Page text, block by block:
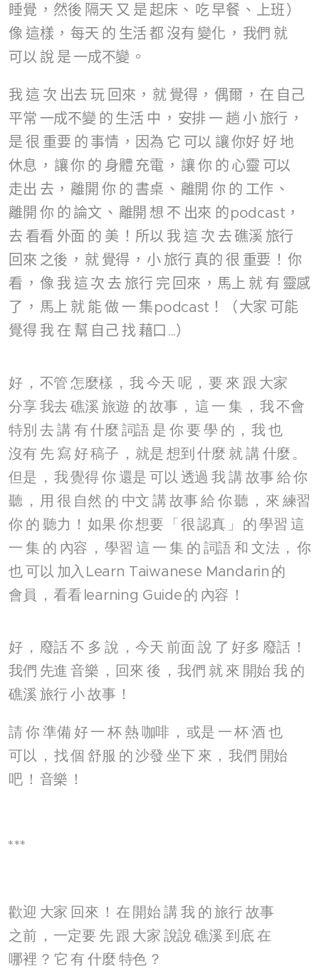
睡覺 ， 然後 隔天 又 是起床 、 吃早餐 、 上班）
像 這樣 ， 每天 的 生活 都 沒有 變化 ， 我們 就
可以 說 是 一成不變 。
我 這 次 出去 玩 回來 ， 就 覺得 ， 偶爾 ， 在 自己
平常 一成不變 的 生活 中 ， 安排 一趟 小旅行 ，
是 很 重要 的 事情 ， 因為 它 可以 讓你好 好 地
休息 ， 讓你 的 身體充電 ， 讓 你 的 心靈 可以
走出 去 ， 離開 你 的 書桌 、 離開 你 的 工作 、
離開 你 的 論文 、 離開 想 不 出來 的podcast，
去 看看 外面 的 美 ！ 所以 我 這 次 去 礁溪 旅行
回來 之後 ， 就 覺得 ， 小旅行 真的 很 重要 ！ 你
看 ， 像 我 這 次 去 旅行 完 回來 ， 馬上 就 有 靈感
了 ， 馬上 就 能做 一 集podcast！（大家 可能
覺得 我 在 幫 自己 找藉口 ...）
好 ， 不管 怎麼樣 ， 我 今天 呢 ， 要 來 跟 大家
分享 我去 礁溪 旅遊 的故事 ， 這 一 集 ， 我不會
特別 去 講 有什麼 詞語 是 你要 學 的 ， 我 也
沒有 先 寫 好稿子 ， 就是 想到 什麼 就講 什麼 。
但是 ， 我覺得你 還是 可以透過 我 講 故事 給你
聽 ， 用 很 自然 的 中文 講 故事 給 你聽 ， 來 練習
你 的 聽力 ！ 如果 你想要 「很認真 」 的學習 這
一 集 的 內容 ， 學習 這 一 集 的 詞語和 文法 ， 你
也可以 加入 Learn Taiwanese Mandarin 的
會員 ， 看看 learning Guide的 內容 ！
好 ， 廢話不 多 說 ， 今天 前面 說 了 好多 廢話 ！
我們 先進 音樂 ， 回來 後 ， 我們 就來 開始我 的
礁溪 旅行小故事 ！
請 你準備 好一 杯 熱 咖啡 ， 或是 一杯酒 也
可以 ， 找個 舒服 的沙發 坐下 來 ， 我們 開始
吧 ！ 音樂 ！
***
歡迎 大家 回來 ！ 在 開始講 我 的旅行故事
之前 ， 一定要 先 跟 大家 說說 礁溪 到底 在
哪裡 ？ 它 有 什麼 特色 ？